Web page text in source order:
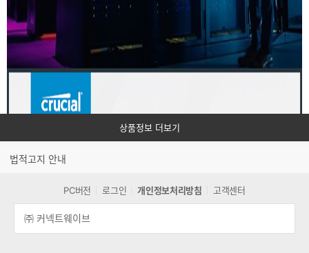
관
련
펙
보
해
할
상품정보 더보기
법적고지 안내
PC버전 로그인 개인정보처리방침 고객센터
㈜ 커넥트웨이브